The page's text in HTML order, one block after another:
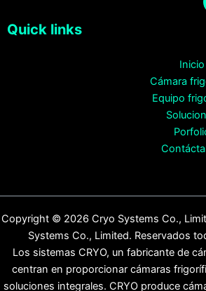
Quick links
Inicio
Cámara
Equipo
Copyright © 2026 Cryo Systems Co.,
Systems Co., Limited. Reservados
Los sistemas CRYO, un fabricante de
centran en proporcionar cámaras
soluciones integrales. CRYO produce